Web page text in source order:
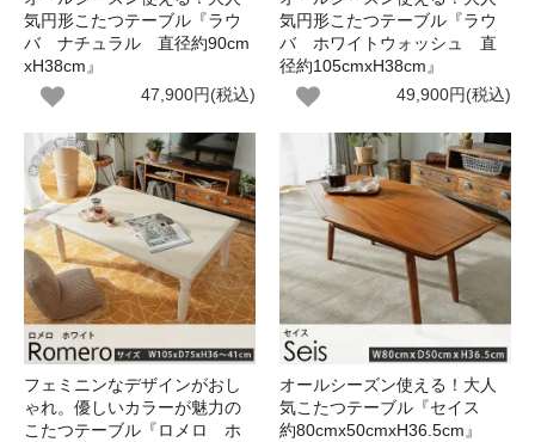
気円形こたつテーブル『ラウ
バ ナチュラル 直径約90cm
xH38cm』
47,900円(税込)
気円形こたつテーブル『ラウ
バ ホワイトウォッシュ 直
径約105cmxH38cm』
49,900円(税込)
フェミニンなデザインがおし
ゃれ。優しいカラーが魅力の
こたつテーブル『ロメロ ホ
オールシーズン使える！大人
気こたつテーブル『セイス
約80cmx50cmxH36.5cm』